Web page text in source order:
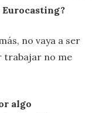
no vaya a ser
trabajar no me
algo